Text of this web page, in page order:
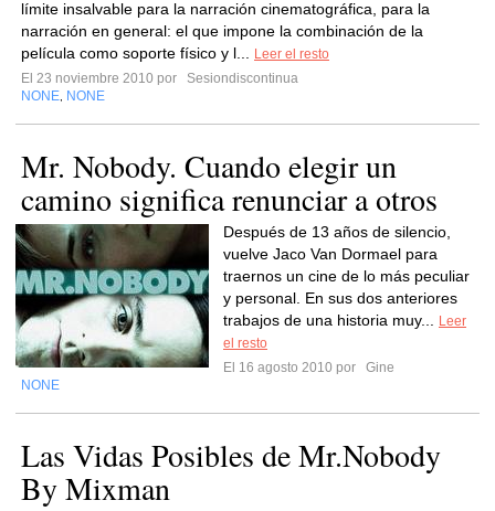
límite insalvable para la narración cinematográfica, para la
narración en general: el que impone la combinación de la
película como soporte físico y l...
Leer el resto
El 23 noviembre 2010 por
Sesiondiscontinua
NONE NONE
Mr. Nobody. Cuando elegir un
camino significa renunciar a otros
Después de 13 años de silencio,
vuelve Jaco Van Dormael para
traernos un cine de lo más peculiar
y personal. En sus dos anteriores
trabajos de una historia muy...
Leer
el resto
El 16 agosto 2010 por
Gine
NONE
Las Vidas Posibles de Mr.Nobody
By Mixman